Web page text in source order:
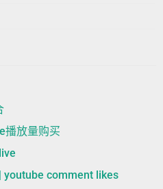
播放量购买
youtube comment likes